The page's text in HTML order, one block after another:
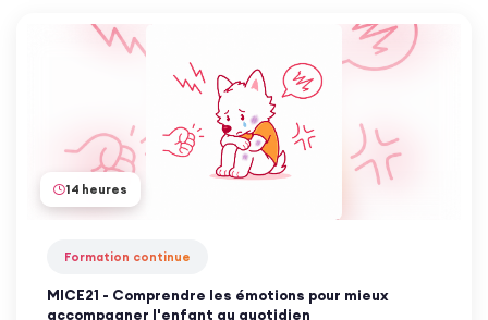
14 heures
Formation continue
MICE21 - Comprendre les émotions pour mieux
accompagner l'enfant au quotidien